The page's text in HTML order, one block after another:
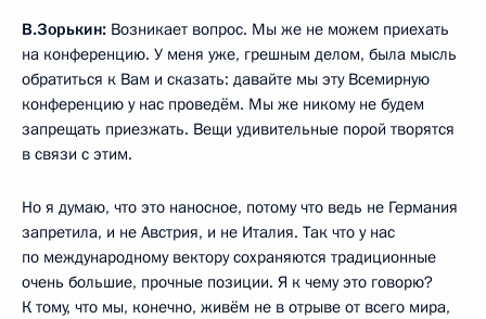
В.Зорькин: Возникает вопрос. Мы же не можем приехать
на конференцию. У меня уже, грешным делом, была мысль
обратиться к Вам и сказать: давайте мы эту Всемирную
конференцию у нас проведём. Мы же никому не будем
запрещать приезжать. Вещи удивительные порой творятся
в связи с этим.
Но я думаю, что это наносное, потому что ведь не Германия
запретила, и не Австрия, и не Италия. Так что у нас
по международному вектору сохраняются традиционные
очень большие, прочные позиции. Я к чему это говорю?
К тому, что мы, конечно, живём не в отрыве от всего мира,